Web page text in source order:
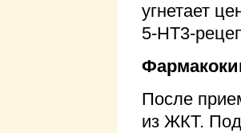
угнетает
5-HT3-
После
из ЖКТ.